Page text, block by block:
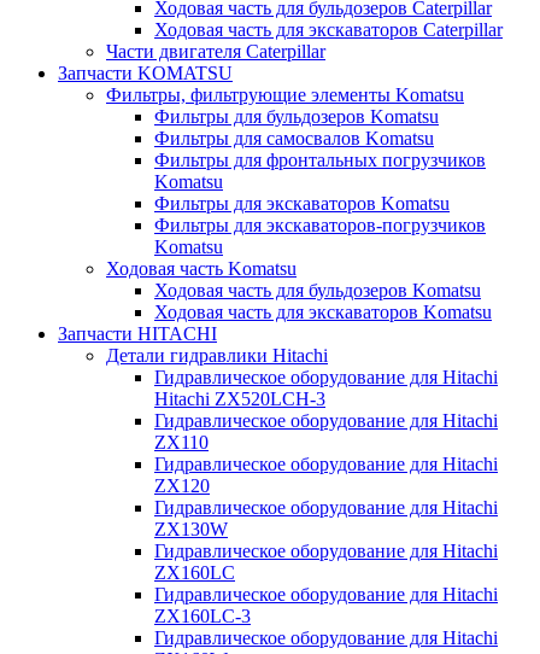
Ходовая часть для бульдозеров Caterpillar
Ходовая часть для экскаваторов Caterpillar
Части двигателя Caterpillar
Запчасти KOMATSU
Фильтры, фильтрующие элементы Komatsu
Фильтры для бульдозеров Komatsu
Фильтры для самосвалов Komatsu
Фильтры для фронтальных погрузчиков
Komatsu
Фильтры для экскаваторов Komatsu
Фильтры для экскаваторов-погрузчиков
Komatsu
Ходовая часть Komatsu
Ходовая часть для бульдозеров Komatsu
Ходовая часть для экскаваторов Komatsu
Запчасти HITACHI
Детали гидравлики Hitachi
Гидравлическое оборудование для Hitachi
Hitachi ZX520LCH-3
Гидравлическое оборудование для Hitachi
ZX110
Гидравлическое оборудование для Hitachi
ZX120
Гидравлическое оборудование для Hitachi
ZX130W
Гидравлическое оборудование для Hitachi
ZX160LC
Гидравлическое оборудование для Hitachi
ZX160LC-3
Гидравлическое оборудование для Hitachi